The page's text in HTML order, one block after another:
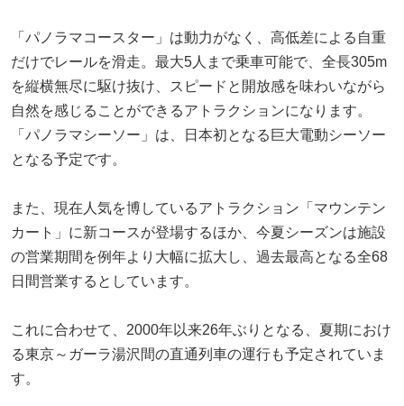
「パノラマコースター」は動力がなく、高低差による自重
だけでレールを滑走。最大5人まで乗車可能で、全長305m
を縦横無尽に駆け抜け、スピードと開放感を味わいながら
自然を感じることができるアトラクションになります。
「パノラマシーソー」は、日本初となる巨大電動シーソー
となる予定です。
また、現在人気を博しているアトラクション「マウンテン
カート」に新コースが登場するほか、今夏シーズンは施設
の営業期間を例年より大幅に拡大し、過去最高となる全68
日間営業するとしています。
これに合わせて、2000年以来26年ぶりとなる、夏期におけ
る東京～ガーラ湯沢間の直通列車の運行も予定されていま
す。